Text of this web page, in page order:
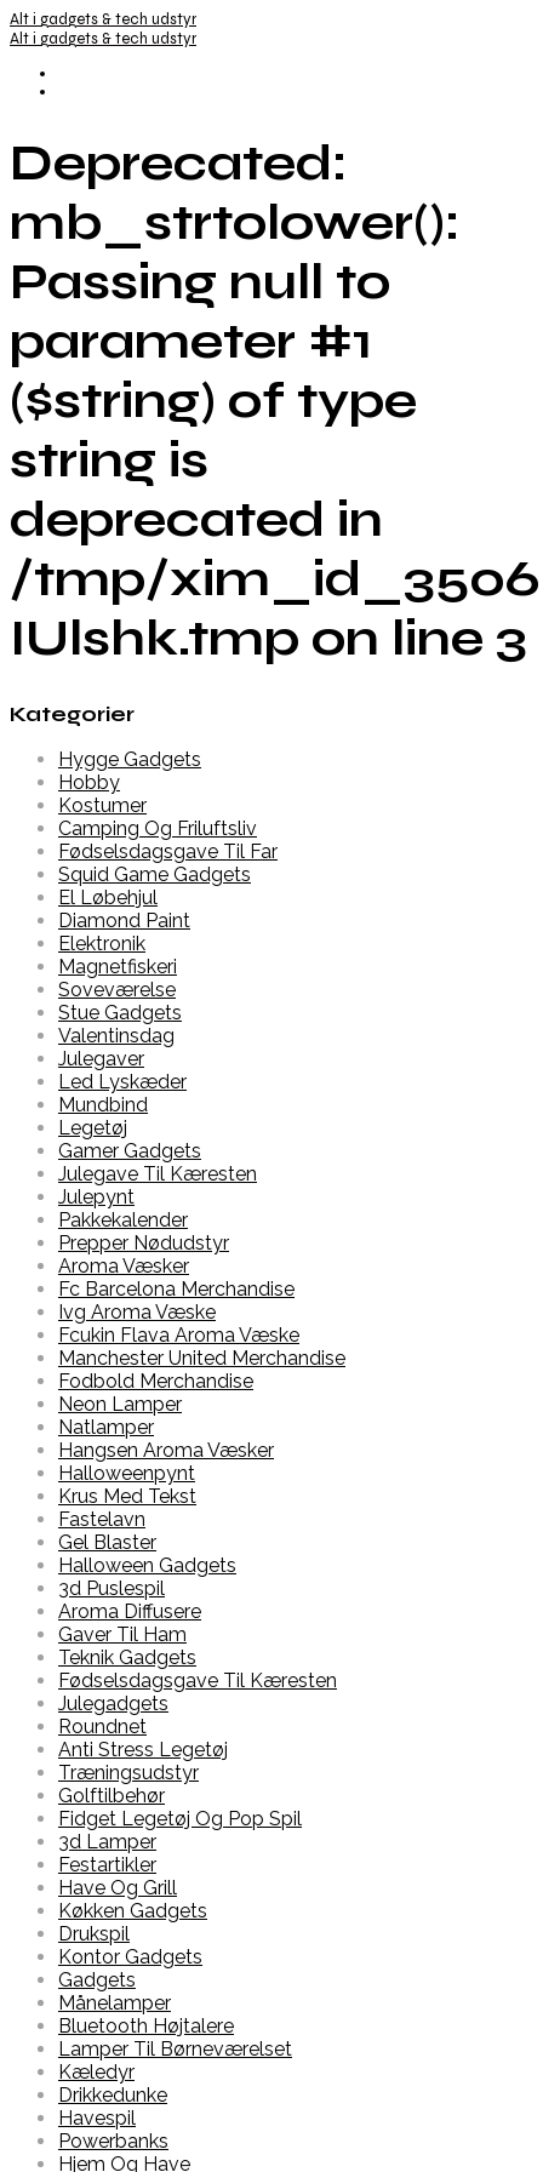
Alt i gadgets & tech udstyr
Alt i gadgets & tech udstyr
Deprecated:
mb_strtolower():
Passing null to
parameter #1
($string) of type
string is
deprecated in
/tmp/
IUlshk.tmp on line 3
Kategorier
Hygge Gadgets
Hobby
Kostumer
Camping Og Friluftsliv
Fødselsdagsgave Til Far
Squid Game Gadgets
El Løbehjul
Diamond Paint
Elektronik
Magnetfiskeri
Soveværelse
Stue Gadgets
Valentinsdag
Julegaver
Led Lyskæder
Mundbind
Legetøj
Gamer Gadgets
Julegave Til Kæresten
Julepynt
Pakkekalender
Prepper Nødudstyr
Aroma Væsker
Fc Barcelona Merchandise
Ivg Aroma Væske
Fcukin Flava Aroma Væske
Manchester United Merchandise
Fodbold Merchandise
Neon Lamper
Natlamper
Hangsen Aroma Væsker
Halloweenpynt
Krus Med Tekst
Fastelavn
Gel Blaster
Halloween Gadgets
3d Puslespil
Aroma Diffusere
Gaver Til Ham
Teknik Gadgets
Fødselsdagsgave Til Kæresten
Julegadgets
Roundnet
Anti Stress Legetøj
Træningsudstyr
Golftilbehør
Fidget Legetøj Og Pop Spil
3d Lamper
Festartikler
Have Og Grill
Køkken Gadgets
Drukspil
Kontor Gadgets
Gadgets
Månelamper
Bluetooth Højtalere
Lamper Til Børneværelset
Kæledyr
Drikkedunke
Havespil
Powerbanks
Hjem Og Have